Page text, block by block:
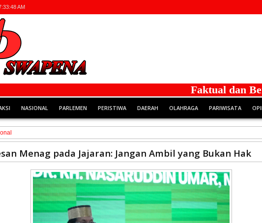
AM
Faktual dan
NASIONAL PARLEMEN PERISTIWA DAERAH OLAHRAGA PARIWISATA
Menag pada Jajaran: Jangan Ambil yang Bukan Hak